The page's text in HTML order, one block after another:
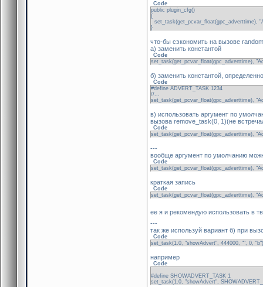
Code
public plugin_cfg()
{
set_task(get_pcvar_float(gpc_adverttime),
}
что-бы сэкономить на вызове
а) заменить константой
Code
set_task(get_pcvar_float(gpc_adverttime),
б) заменить константой,
Code
#define ADVERT_TASK 1234
//...
set_task(get_pcvar_float(gpc_adverttime),
в) использовать аргумент по
вызова remove_task(0, 1)(не
Code
set_task(get_pcvar_float(gpc_adverttime),
---
вообще аргумент по умолчанию
Code
set_task(get_pcvar_float(gpc_adverttime),
краткая запись
Code
set_task(get_pcvar_float(gpc_adverttime),
ее я и рекомендую использовать в
---
так же используй вариант б) при
Code
set_task(1.0, "showAdvert", 444000, "", 0, "b")
например
Code
#define SHOWADVERT_TASK 1
set_task(1.0, "showAdvert",